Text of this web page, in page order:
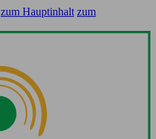
zum Hauptinhalt zum